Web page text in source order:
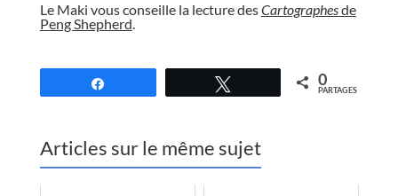
Le Maki vous conseille la lecture desCartographesde
Peng Shepherd.
0
PARTAGES
Articles sur le même sujet